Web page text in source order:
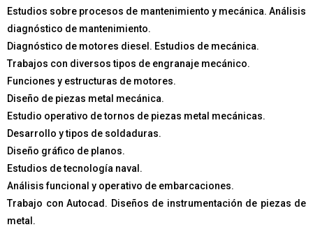
Estudios sobre procesos de mantenimiento y mecánica. Análisis
diagnóstico de mantenimiento.
Diagnóstico de motores diesel. Estudios de mecánica.
Trabajos con diversos tipos de engranaje mecánico.
Funciones y estructuras de motores.
Diseño de piezas metal mecánica.
Estudio operativo de tornos de piezas metal mecánicas.
Desarrollo y tipos de soldaduras.
Diseño gráfico de planos.
Estudios de tecnología naval.
Análisis funcional y operativo de embarcaciones.
Trabajo con Autocad. Diseños de instrumentación de piezas de
metal.